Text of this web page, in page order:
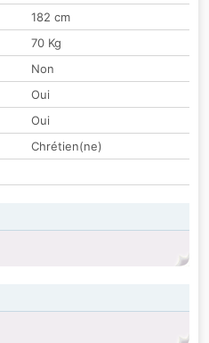
182 cm
70 Kg
Non
Oui
Oui
Chrétien(ne)